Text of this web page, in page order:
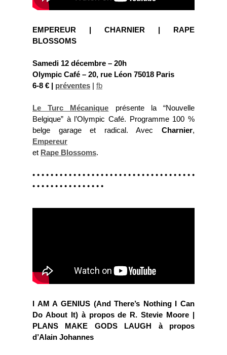
EMPEREUR | CHARNIER | RAPE
BLOSSOMS
Samedi 12 décembre – 20h
Olympic Café – 20, rue Léon 75018 Paris
6-8 € | préventes fb
Le Turc Mécanique présente la “Nouvelle
Belgique” à l’Olympic Café. Programme 100 %
belge garage et radical. Avec Charnier,
Empereur
et Rape Blossoms.
• • • • • • • • • • • • • • • • • • • • • • • • • • • • • • • • • • • •
• • • • • • • • • • • • • • • •
I AM A GENIUS (And There’s Nothing I Can
Do About It) à propos de R. Stevie Moore |
PLANS MAKE GODS LAUGH à propos
d’Alain Johannes